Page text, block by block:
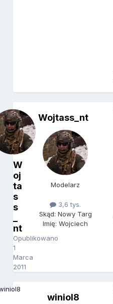
W
oj
ta
s
s
nt
Opublikowano
1
Marca
2011
Wojtass_nt
Modelarz
3,6 tys.
Skąd: Nowy Targ
Imię: Wojciech
winiol8